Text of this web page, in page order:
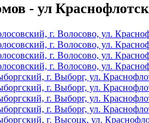
- ул
г. Волосово, ул.
г. Волосово, ул.
г. Волосово, ул.
г. Волосово, ул.
г. Выборг, ул.
г. Выборг, ул.
г. Выборг, ул.
г. Выборг, ул.
г. Высоцк, ул.